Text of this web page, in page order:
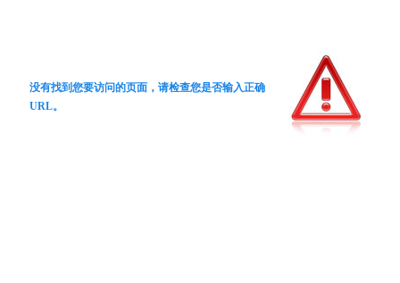
没有找到您要访问的页面，请检查您是否输入正确
URL。